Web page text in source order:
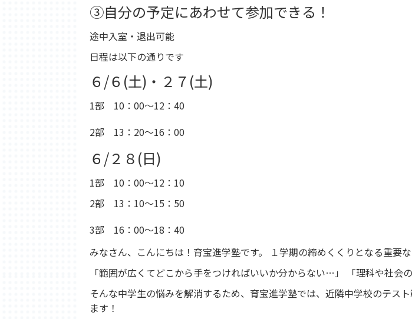
③自分の予定にあわせて参加できる！
途中入室・退出可能
日程は以下の通りです
６/６(土)・２７(土)
1部 10：00～12：40
2部 13：20～16：00
６/２８(日)
1部 10：00～12：10
2部 13：10～15：50
3部 16：00～18：40
みなさん、こんにちは！育宝進学塾です。 １学期の締めくくりとなる重要
「範囲が広くてどこから手をつければいいか分からない…」 「理科や社会
そんな中学生の悩みを解消するため、育宝進学塾では、近隣中学校のテス
ます！